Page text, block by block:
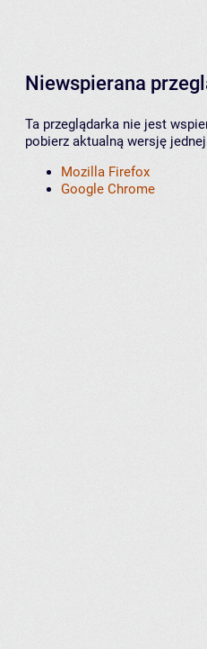
Niewspierana
Ta przeglądarka nie jest
pobierz aktualną wersję
Mozilla Firefox
Google Chrome